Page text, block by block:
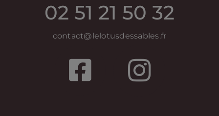
02 51 21 50 32
contact@lelotusdessables.fr